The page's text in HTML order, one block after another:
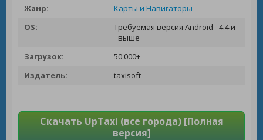
Жанр:
Карты и Навигаторы
OS:
Требуемая версия Android - 4.4 и
выше
Загрузок:
50 000+
Издатель:
taxisoft
Скачать UpTaxi (все города) [Полная
версия]